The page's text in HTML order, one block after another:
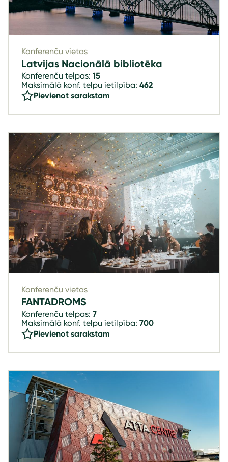
Konferenču vietas
Latvijas Nacionālā bibliotēka
Konferenču telpas: 15
Maksimālā konf. telpu ietilpība: 462
Pievienot sarakstam
Konferenču vietas
FANTADROMS
Konferenču telpas: 7
Maksimālā konf. telpu ietilpība: 700
Pievienot sarakstam